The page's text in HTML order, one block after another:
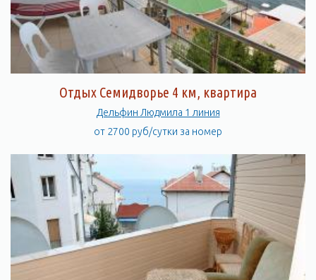
круглосуточно и бесперебойно.
Рядом расположен кооператив Дельфин.
До набережной Алушты можно дойди по берегу моря за 30
минут пешком или 6 минут на автомобиле. Небольшая
отдохнуть и не чувствовать себя оторванными от мира.
ИНФРАСТРУКТУРА
Территория Эллингов Дельфин закрыта и круглосуточно
метров в зависимости от эллинга. Собственная набережная с
лавочками, клумбами и фонтанами, детской площадкой,
продовольственный магазин, фруктово-овощной ларек,
газетный киоск и киоск по продаже принадлежностей для
купания и загарания. Бесплатная стоянка автомобиля рядом с
эллингом. Предоставляется услуга трансфера. Медсестра.
Отдых Семидворье 4 км, квартира
Дельфин Людмила 1 линия
от 2700 руб/сутки за номер